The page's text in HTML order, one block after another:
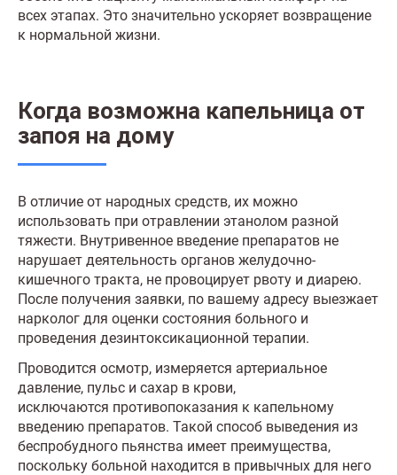
всех этапах. Это значительно ускоряет возвращение
к нормальной жизни.
Когда возможна капельница от
запоя на дому
В отличие от народных средств, их можно
использовать при отравлении этанолом разной
тяжести. Внутривенное введение препаратов не
нарушает деятельность органов желудочно-
кишечного тракта, не провоцирует рвоту и диарею.
После получения заявки, по вашему адресу выезжает
нарколог для оценки состояния больного и
проведения дезинтоксикационной терапии.
Проводится осмотр, измеряется артериальное
давление, пульс и сахар в крови,
исключаются противопоказания к капельному
введению препаратов. Такой способ выведения из
беспробудного пьянства имеет преимущества,
поскольку больной находится в привычных для него